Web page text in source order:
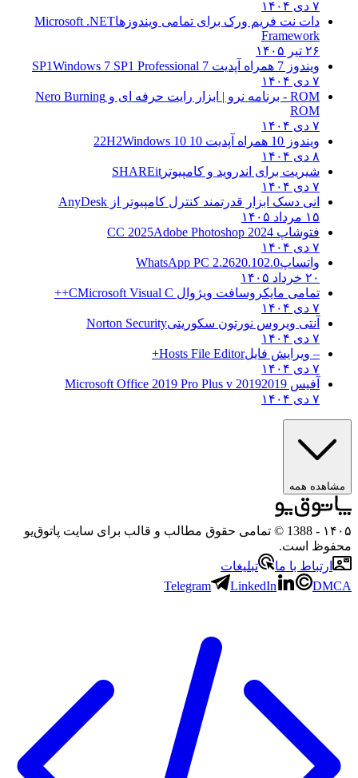
۷ دی ۱۴۰۴
دات نت فریم ورک برای تمامی ویندوزهاMicrosoft .NET
Framework
۲۶ تیر ۱۴۰۵
ویندوز 7 همراه آپدیت 7 SP1
Windows 7 SP1 Professional
۷ دی ۱۴۰۴
ROM - برنامه نرو | ابزار رایت حرفه ای و
Nero Burning
ROM
۷ دی ۱۴۰۴
ویندوز 10 همراه آپدیت 10 22H2
Windows 10
۸ دی ۱۴۰۴
شیریت برای اندروید و کامپیوتر SHAREit
۷ دی ۱۴۰۴
انی دسک ابزار قدرتمند کنترل کامپیوتر از AnyDesk
۱۵ مرداد ۱۴۰۵
فتوشاپ CC 2025 Adobe Photoshop 2024
۷ دی ۱۴۰۴
واتساپWhatsApp PC 2.2620.102.0
۲۰ خرداد ۱۴۰۵
تمامی مایکروسافت ویژوال C Microsoft Visual C++
۷ دی ۱۴۰۴
آنتی ویروس نورتون سکوریتیNorton Security
۷ دی ۱۴۰۴
– ویرایش فایلHosts File Editor+
۷ دی ۱۴۰۴
آفیس 2019 2019 Microsoft Office 2019 Pro Plus v
۷ دی ۱۴۰۴
مشاهده همه
۱۴۰۵
- 1388 © تمامی حقوق مطالب و قالب برای سایت پاتوق‌یو
محفوظ است.
ارتباط با ما
تبلیغات
Telegram
LinkedIn DMCA